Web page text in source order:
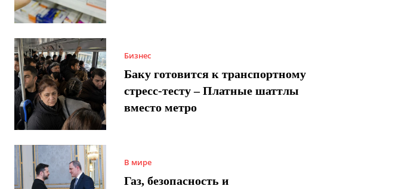
Бизнес
Баку готовится к транспортному
стресс-тесту – Платные шаттлы
вместо метро
В мире
Газ, безопасность и